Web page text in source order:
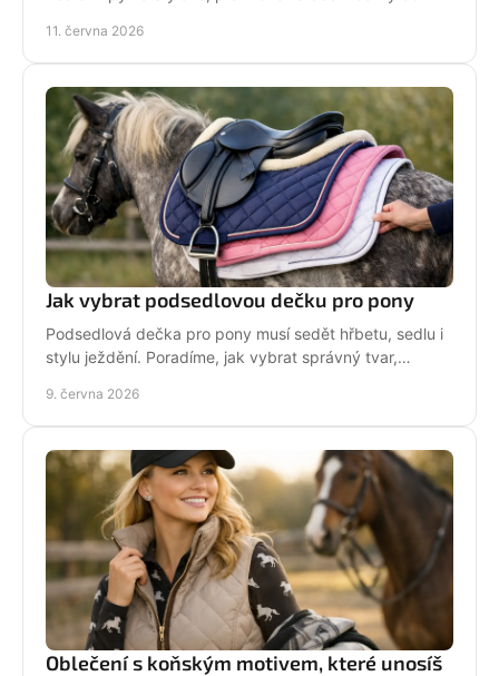
11. června 2026
Jak vybrat podsedlovou dečku pro pony
Podsedlová dečka pro pony musí sedět hřbetu, sedlu i
stylu ježdění. Poradíme, jak vybrat správný tvar,
9. června 2026
Oblečení s koňským motivem, které unosíš